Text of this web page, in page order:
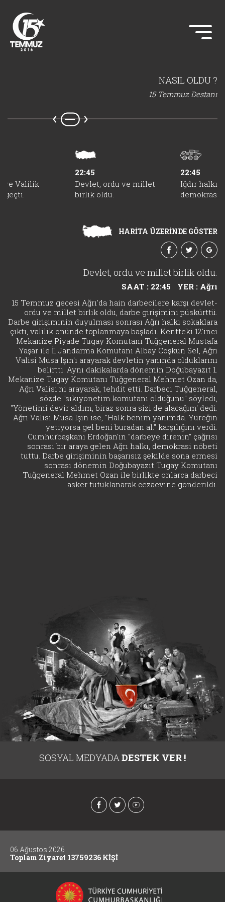
NASIL OLDU ?
15 Temmuz Destanı
ve Valilik
geçti.
22:45
Devlet, ordu ve millet
birlik oldu.
22:45
Iğdır halkı
demokrasi
HARİTA ÜZERİNDE GÖSTER
Devlet, ordu ve millet birlik oldu.
SAAT : 22:45
YER : Ağrı
15 Temmuz gecesi Ağrı'da hain darbecilere karşı devlet-
ordu ve millet birlik oldu, darbe girişimini püskürttü.
Darbe girişiminin duyulması sonrası Ağrı halkı sokaklara
çıktı, valilik önünde toplanmaya başladı. Kentteki 12'inci
Mekanize Piyade Tugay Komutanı Tuğgeneral Mustafa
Yaşar ile İl Jandarma Komutanı Albay Coşkun Sel, Ağrı
Valisi Musa Işın'ı arayarak devletin yanında olduklarını
belirtti. Aynı dakikalarda dönemin Doğubayazıt 1.
Mekanize Tugay Komutanı Tuğgeneral Mehmet Ozan da,
Ağrı Valisi'ni arayarak, tehdit etti. Darbeci Tuğgeneral,
sözde "sıkıyönetim komutanı olduğunu" söyledi,
"Yönetimi devir aldım, biraz sonra sizi de alacağım' dedi.
Ağrı Valisi Musa Işın ise, "Halk benim yanımda. Yüreğin
yetiyorsa gel beni buradan al." karşılığını verdi.
Cumhurbaşkanı Erdoğan'ın "darbeye direnin" çağrısı
sonrası bir araya gelen Ağrı halkı, demokrasi nöbeti
tuttu. Darbe girişiminin başarısız şekilde sona ermesi
sonrası dönemin Doğubayazıt Tugay Komutanı
Tuğgeneral Mehmet Ozan ile birlikte onlarca darbeci
asker tutuklanarak cezaevine gönderildi.
SOSYAL MEDYADADESTEK VER !
06 Ağustos 2026
Toplam Ziyaret 13759236 KİŞİ